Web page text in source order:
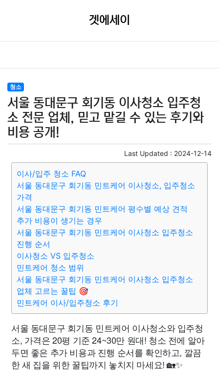
겟에세이
청소
서울 동대문구 회기동 이사청소 입주청
소 전문 업체, 믿고 맡길 수 있는 후기와
비용 공개!
Last Updated : 2024-12-14
이사/입주 청소 FAQ
서울 동대문구 회기동 민트케어 이사청소, 입주청소
가격
서울 동대문구 회기동 민트케어 평수별 예상 견적
추가 비용이 생기는 경우
서울 동대문구 회기동 민트케어 이사청소 입주청소
진행 순서
이사청소 VS 입주청소
민트케어 청소 범위
서울 동대문구 회기동 민트케어 이사청소 입주청소
업체 고르는 꿀팁 🎯
민트케어 이사/입주청소 후기
서울 동대문구 회기동 민트케어 이사청소와 입주청
소, 가격은 20평 기준 24~30만 원대! 청소 전에 알아
두면 좋은 추가 비용과 진행 순서를 확인하고, 깔끔
한 새 집을 위한 꿀팁까지 놓치지 마세요! 🏡✨